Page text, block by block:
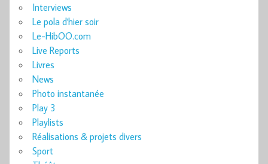
Interviews
Le pola d'hier soir
Le-HibOO.com
Live Reports
Livres
News
Photo instantanée
Play 3
Playlists
Réalisations & projets divers
Sport